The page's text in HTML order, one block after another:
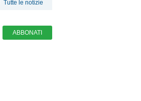
Tutte le notizie
ABBONATI